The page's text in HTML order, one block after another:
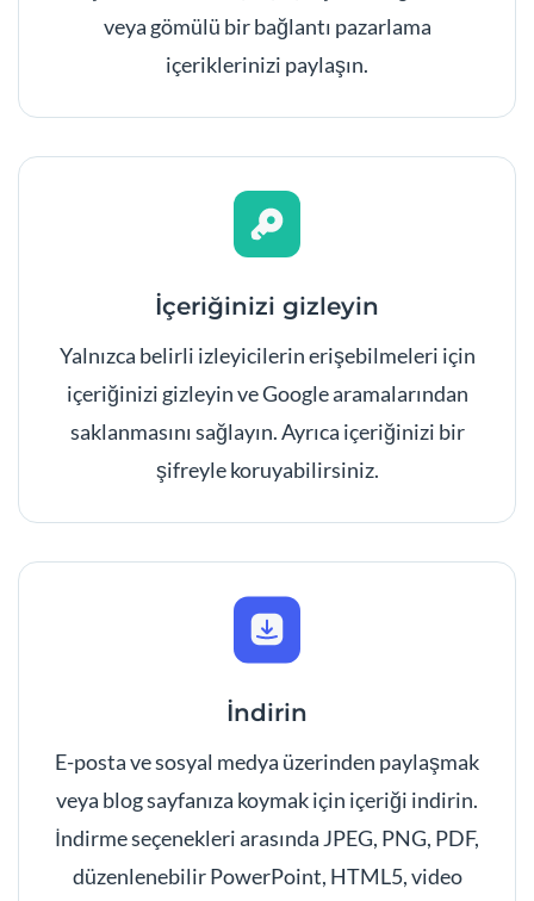
veya gömülü bir bağlantı pazarlama
içeriklerinizi paylaşın.
İçeriğinizi gizleyin
Yalnızca belirli izleyicilerin erişebilmeleri için
içeriğinizi gizleyin ve Google aramalarından
saklanmasını sağlayın. Ayrıca içeriğinizi bir
şifreyle koruyabilirsiniz.
İndirin
E-posta ve sosyal medya üzerinden paylaşmak
veya blog sayfanıza koymak için içeriği indirin.
İndirme seçenekleri arasında JPEG, PNG, PDF,
düzenlenebilir PowerPoint, HTML5, video